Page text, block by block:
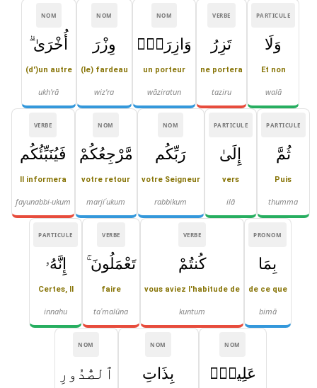
PARTICULE
وَلَا
Et non
walā
VERBE
تَزِرُ
ne portera
taziru
NOM
وَازِرَةٌۭ
un porteur
wāziratun
NOM
وِزْرَ
(le) fardeau
wiz'ra
NOM
أُخْرَىٰ ۗ
(d')un autre
ukh'rā
PARTICULE
ثُمَّ
Puis
thumma
PARTICULE
إِلَىٰ
vers
ilā
NOM
رَبِّكُم
votre Seigneur
rabbikum
NOM
مَّرْجِعُكُمْ
votre retour
marjiʿukum
VERBE
فَيُنَبِّئُكُم
Il informera
fayunabbi-ukum
PRONOM
بِمَا
de ce que
bimā
VERBE
كُنتُمْ
vous aviez l'habitude de
kuntum
VERBE
تَعْمَلُونَ ۚ
faire
taʿmalūna
PARTICULE
إِنَّهُۥ
Certes, Il
innahu
NOM
عَلِيمٌۢ
NOM
بِذَاتِ
NOM
ٱلصُّدُورِ